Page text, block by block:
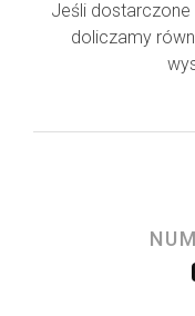
Jeśli dostarczone
doliczamy